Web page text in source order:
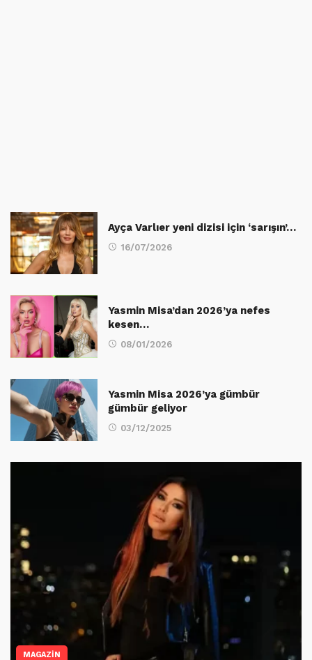
Ayça Varlıer yeni dizisi için ‘sarışın’…
16/07/2026
Yasmin Misa’dan 2026’ya nefes
kesen…
08/01/2026
Yasmin Misa 2026’ya gümbür
gümbür geliyor
03/12/2025
MAGAZİN